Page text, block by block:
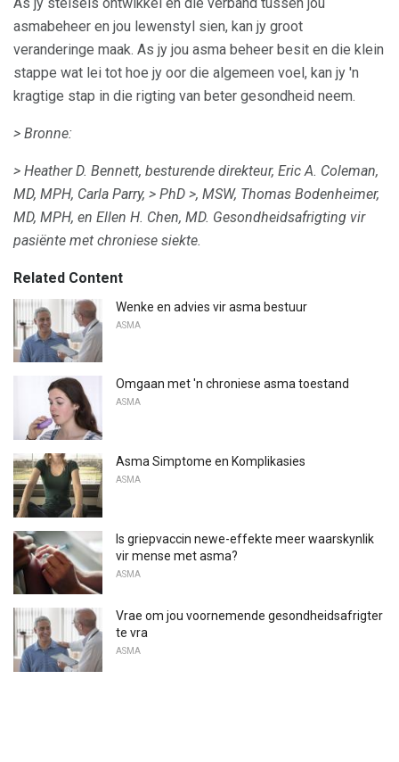
asmabeheer en jou lewenstyl sien, kan jy groot
veranderinge maak. As jy jou asma beheer besit en die klein
stappe wat lei tot hoe jy oor die algemeen voel, kan jy 'n
kragtige stap in die rigting van beter gesondheid neem.
> Bronne:
> Heather D. Bennett, besturende direkteur, Eric A. Coleman,
MD, MPH, Carla Parry, > PhD >, MSW, Thomas Bodenheimer,
MD, MPH, en Ellen H. Chen, MD. Gesondheidsafrigting vir
pasiënte met chroniese siekte.
Related Content
Wenke en advies vir asma bestuur
ASMA
Omgaan met 'n chroniese asma toestand
ASMA
Asma Simptome en Komplikasies
ASMA
Is griepvaccin newe-effekte meer waarskynlik
vir mense met asma?
ASMA
Vrae om jou voornemende gesondheidsafrigter
te vra
ASMA